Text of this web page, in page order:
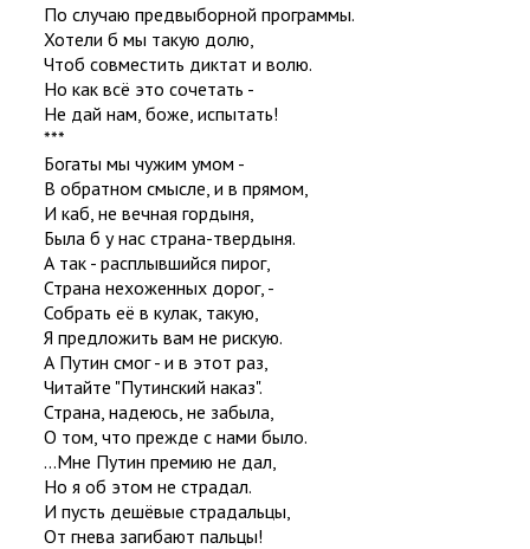
По случаю предвыборной программы.
Хотели б мы такую долю,
Чтоб совместить диктат и волю.
Но как всё это сочетать -
Не дай нам, боже, испытать!
***
Богаты мы чужим умом -
В обратном смысле, и в прямом,
И каб, не вечная гордыня,
Была б у нас страна-твердыня.
А так - расплывшийся пирог,
Страна нехоженных дорог, -
Собрать её в кулак, такую,
Я предложить вам не рискую.
А Путин смог - и в этот раз,
Читайте "Путинский наказ".
Страна, надеюсь, не забыла,
О том, что прежде с нами было.
...Мне Путин премию не дал,
Но я об этом не страдал.
И пусть дешёвые страдальцы,
От гнева загибают пальцы!